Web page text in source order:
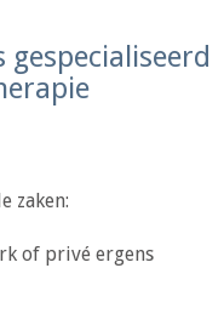
zaken:
of privé ergens